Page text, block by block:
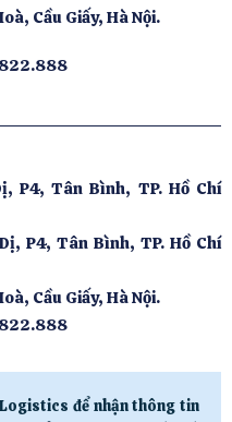
Cầu Giấy, Hà Nội.
P4, Tân Bình, TP. Hồ Chí
P4, Tân Bình, TP. Hồ Chí
Cầu Giấy, Hà Nội.
Logistics để nhận thông tin